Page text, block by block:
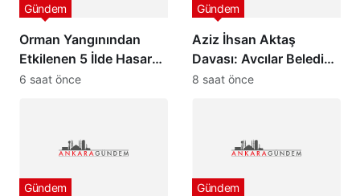
Orman Yangınından
Etkilenen 5 İlde Hasar
Tespit Çalışmaları
Gündem
6 saat önce
Aziz İhsan Aktaş
Davası: Avcılar Belediye
Başkanı Utku Caner
Gündem
8 saat önce
Gündem Gündem